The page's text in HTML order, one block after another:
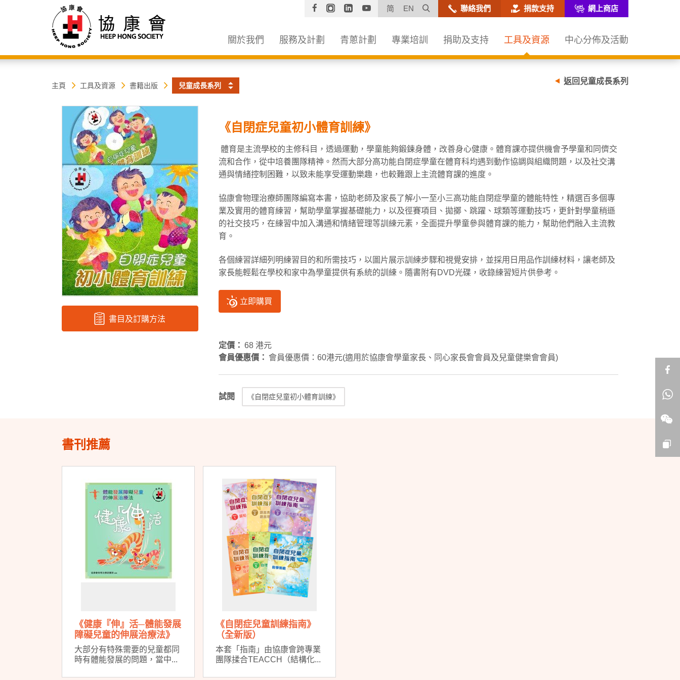
FacebookInstagram
LinkedinYouTube
简 EN 打開網站搜尋框
聯絡我們 捐款支持 網上商店
關於我們 服務及計劃 青蔥計劃 專業培訓 捐助及支持 工具及資源 中心分佈及活動
主頁 工具及資源 書籍出版 兒童成長系列
返回兒童成長系列
書目及訂購方法
《自閉症兒童初小體育訓練》
體育是主流學校的主修科目，透過運動，學童能夠鍛鍊身體，改善身心健康。體育課亦提供機會予學童和同儕交
流和合作，從中培養團隊精神。然而大部分高功能自閉症學童在體育科均遇到動作協調與組織問題，以及社交溝
通與情緒控制困難，以致未能享受運動樂趣，也較難跟上主流體育課的進度。
協康會物理治療師團隊編寫本書，協助老師及家長了解小一至小三高功能自閉症學童的體能特性，精選百多個專
業及實用的體育練習，幫助學童掌握基礎能力，以及徑賽項目、拋擲、跳躍、球類等運動技巧，更針對學童稍遜
的社交技巧，在練習中加入溝通和情緒管理等訓練元素，全面提升學童參與體育課的能力，幫助他們融入主流教
育。
各個練習詳細列明練習目的和所需技巧，以圖片展示訓練步驟和視覺安排，並採用日用品作訓練材料，讓老師及
家長能輕鬆在學校和家中為學童提供有系統的訓練。隨書附有DVD光碟，收錄練習短片供參考。
立即購買
定價： 68 港元
會員優惠價： 會員優惠價：60港元(適用於協康會學童家長、同心家長會會員及兒童健樂會會員)
試閱 《自閉症兒童初小體育訓練》
書刊推薦
《健康『伸』活─體能發展
障礙兒童的伸展治療法》
大部分有特殊需要的兒童都同
時有體能發展的問題，當中...
《自閉症兒童訓練指南》
（全新版）
本套「指南」由協康會跨專業
團隊揉合TEACCH（結構化...